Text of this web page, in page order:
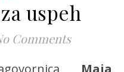
uspeh
Comments
Maja